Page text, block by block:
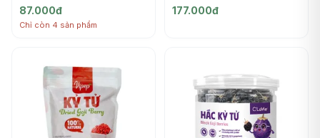
NATURE
87.000đ
Chỉ còn 4 sản phẩm
(350g) - VIPEP
177.000đ